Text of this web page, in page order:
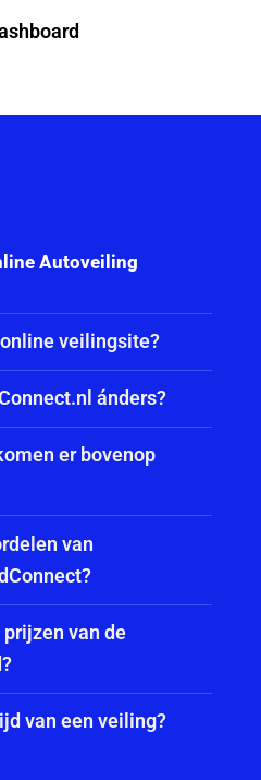
Autoveiling
veilingsite?
ánders?
er bovenop
van
van de
van een veiling?